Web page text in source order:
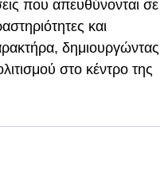
που απευθύνονται σε
και
δημιουργώντας
στο κέντρο της